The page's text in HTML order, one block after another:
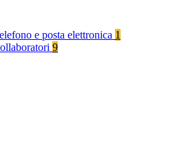
e posta elettronica 1
9